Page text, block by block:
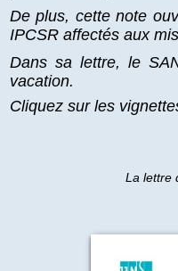
De plus, cette note
IPCSR affectés aux
Dans sa lettre, le
vacation.
Cliquez sur les
La lettre